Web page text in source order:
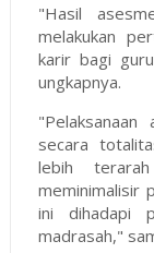
"Hasil
melakukan
karir bagi
ungkapnya.
secara
lebih
meminimalisir
ini dihadapi
madrasah,"